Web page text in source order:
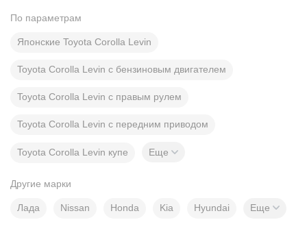
По параметрам
Японские Toyota Corolla Levin
Toyota Corolla Levin с бензиновым двигателем
Toyota Corolla Levin с правым рулем
Toyota Corolla Levin с передним приводом
Toyota Corolla Levin купе Еще
Другие марки
Лада Nissan Honda Kia Hyundai Еще